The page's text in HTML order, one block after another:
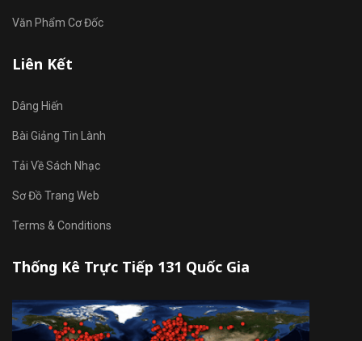
Văn Phẩm Cơ Đốc
Liên Kết
Dâng Hiến
Bài Giảng Tin Lành
Tải Về Sách Nhạc
Sơ Đồ Trang Web
Terms & Conditions
Thống Kê Trực Tiếp 131 Quốc Gia